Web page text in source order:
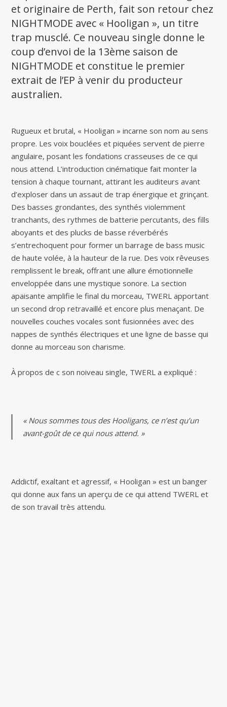
et originaire de Perth, fait son retour chez
NIGHTMODE avec « Hooligan », un titre
trap musclé. Ce nouveau single donne le
coup d’envoi de la 13ème saison de
NIGHTMODE et constitue le premier
extrait de l’EP à venir du producteur
australien.
Rugueux et brutal, « Hooligan » incarne son nom au sens
propre. Les voix bouclées et piquées servent de pierre
angulaire, posant les fondations crasseuses de ce qui
nous attend. L’introduction cinématique fait monter la
tension à chaque tournant, attirant les auditeurs avant
d’exploser dans un assaut de trap énergique et grinçant.
Des basses grondantes, des synthés violemment
tranchants, des rythmes de batterie percutants, des fills
aboyants et des plucks de basse réverbérés
s’entrechoquent pour former un barrage de bass music
de haute volée, à la hauteur de la rue. Des voix rêveuses
remplissent le break, offrant une allure émotionnelle
enveloppée dans une mystique sonore. La section
apaisante amplifie le final du morceau, TWERL apportant
un second drop retravaillé et encore plus menaçant. De
nouvelles couches vocales sont fusionnées avec des
nappes de synthés électriques et une ligne de basse qui
donne au morceau son charisme.
À propos de c son noiveau single, TWERL a expliqué :
« Nous sommes tous des Hooligans, ce n’est qu’un
avant-goût de ce qui nous attend. »
Addictif, exaltant et agressif, « Hooligan » est un banger
qui donne aux fans un aperçu de ce qui attend TWERL et
de son travail très attendu.